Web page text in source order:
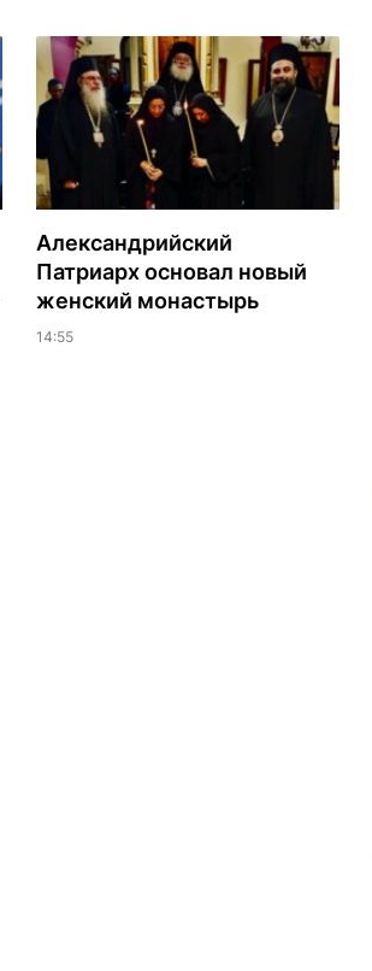
Александрийский
Патриарх основал новый
женский монастырь
14:55